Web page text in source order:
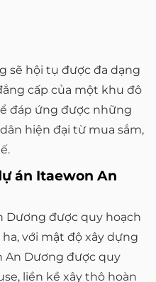
sẽ hội tụ được đa dạng
cấp của một khu đô
đáp ứng được những
hiện đại từ mua sắm,
án Itaewon An
Dương được quy hoạch
với mật độ xây dựng
An Dương được quy
liền kề xây thô hoàn